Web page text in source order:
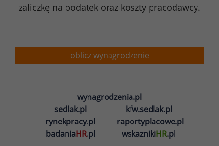
zaliczkę na podatek oraz koszty pracodawcy.
oblicz wynagrodzenie
wynagrodzenia.pl
sedlak.pl
kfw.sedlak.pl
rynekpracy.pl
raportyplacowe.pl
badaniaHR.pl wskaznikiHR.pl